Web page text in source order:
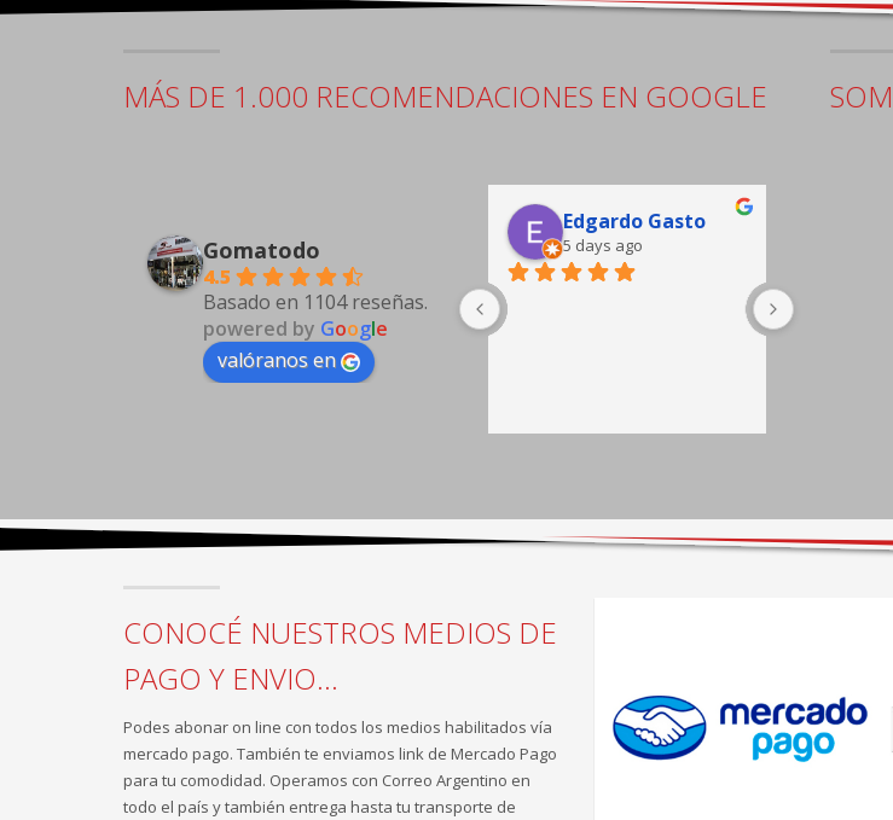
MÁS DE 1.000 RECOMENDACIONES EN GOOGLE
Gomatodo
4.5
Basado en 1104 reseñas.
powered by Google
valóranos en
3 days ago
Edgardo Gasto
5 days ago
CONOCÉ NUESTROS MEDIOS DE
PAGO Y ENVIO...
Podes abonar on line con todos los medios habilitados vía
mercado pago. También te enviamos link de Mercado Pago
para tu comodidad. Operamos con Correo Argentino en
todo el país y también entrega hasta tu transporte de